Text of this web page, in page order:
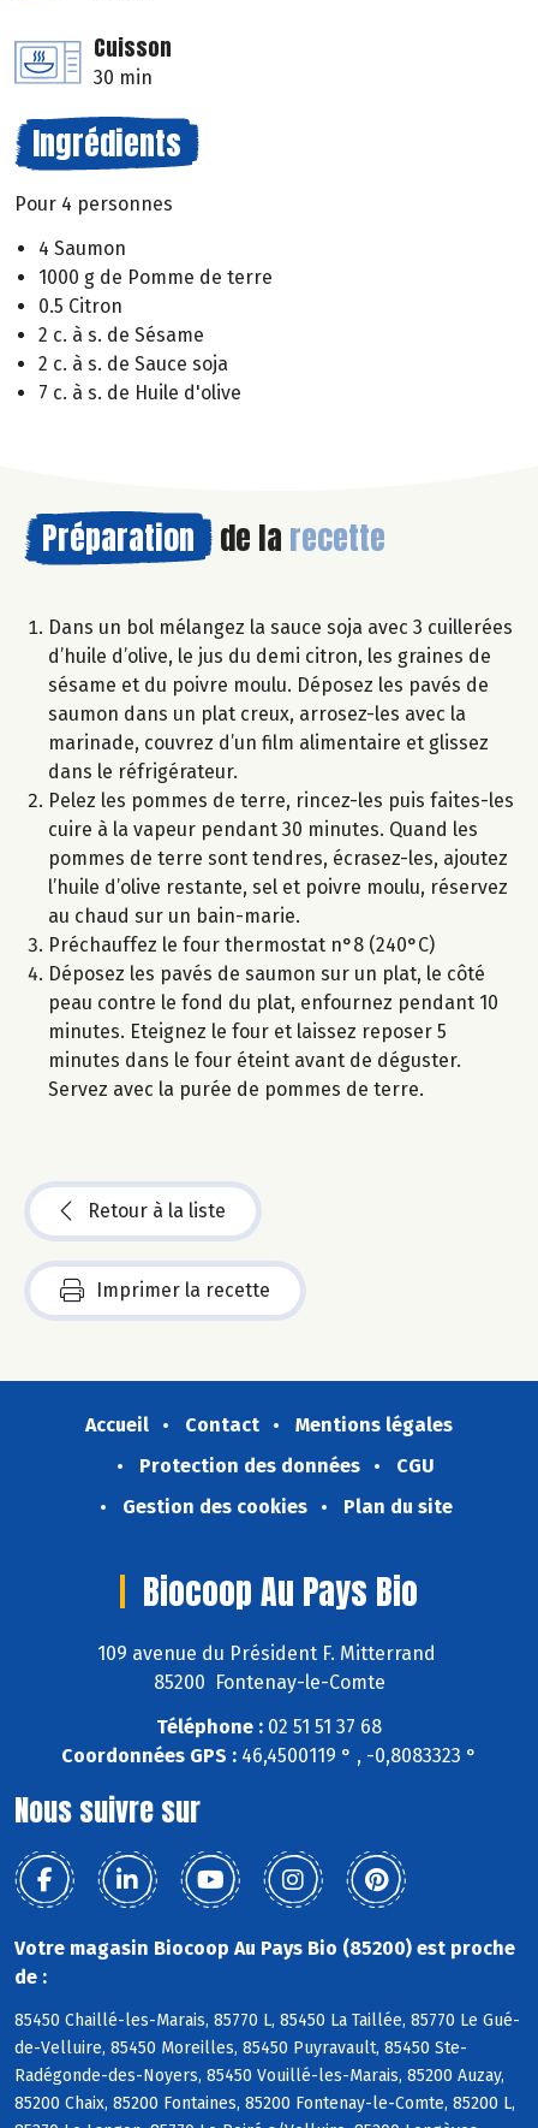
Cuisson
30 min
Ingrédients
Pour 4 personnes
4 Saumon
1000 g de Pomme de terre
0.5 Citron
2 c. à s. de Sésame
2 c. à s. de Sauce soja
7 c. à s. de Huile d'olive
Préparation de la recette
Dans un bol mélangez la sauce soja avec 3 cuillerées
d’huile d’olive, le jus du demi citron, les graines de
sésame et du poivre moulu. Déposez les pavés de
saumon dans un plat creux, arrosez-les avec la
marinade, couvrez d’un film alimentaire et glissez
dans le réfrigérateur.
Pelez les pommes de terre, rincez-les puis faites-les
cuire à la vapeur pendant 30 minutes. Quand les
pommes de terre sont tendres, écrasez-les, ajoutez
l’huile d’olive restante, sel et poivre moulu, réservez
au chaud sur un bain-marie.
Préchauffez le four thermostat n°8 (240°C)
Déposez les pavés de saumon sur un plat, le côté
peau contre le fond du plat, enfournez pendant 10
minutes. Eteignez le four et laissez reposer 5
minutes dans le four éteint avant de déguster.
Servez avec la purée de pommes de terre.
Retour à la liste
Imprimer la recette
Accueil Contact
Mentions légales
Protection des données
CGU
Gestion des cookies
Plan du site
Biocoop Au Pays Bio
109 avenue du Président F. Mitterrand
85200 Fontenay-le-Comte
Téléphone : 02 51 51 37 68
Coordonnées GPS : 46,4500119 ° , -0,8083323 °
Nous suivre sur
Votre magasin Biocoop Au Pays Bio (85200) est proche
de :
85450 Chaillé-les-Marais, 85770 L, 85450 La Taillée, 85770 Le Gué-
de-Velluire, 85450 Moreilles, 85450 Puyravault, 85450 Ste-
Radégonde-des-Noyers, 85450 Vouillé-les-Marais, 85200 Auzay,
85200 Chaix, 85200 Fontaines, 85200 Fontenay-le-Comte, 85200 L,